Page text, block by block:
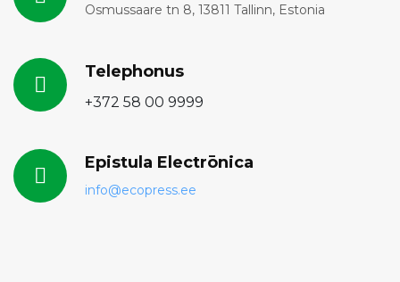
Osmussaare tn 8, 13811 Tallinn, Estonia
Telephonus
+372 58 00 9999
Epistula Electrōnica
info@ecopress.ее